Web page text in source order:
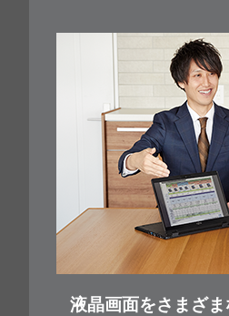
液晶画面をさまざ